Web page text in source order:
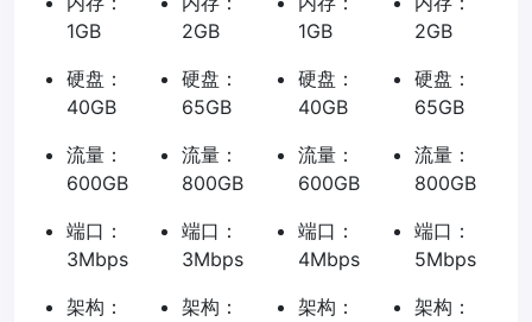
1GB
硬盘：
40GB
流量：
600GB
端口：
3Mbps
架构：
2GB
硬盘：
65GB
流量：
800GB
端口：
3Mbps
架构：
1GB
硬盘：
40GB
流量：
600GB
端口：
4Mbps
架构：
2GB
硬盘：
65GB
流量：
800GB
端口：
5Mbps
架构：